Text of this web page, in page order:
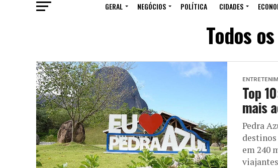
GERAL NEGÓCIOS POLÍTICA CIDADES
Todos
Top
mais
Pedra
em 240